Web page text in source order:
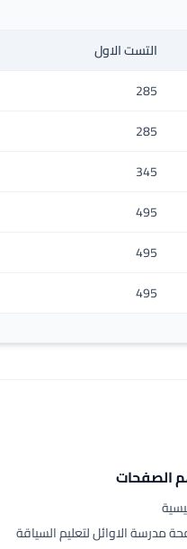
التست الاول
285
285
345
495
495
495
الصفحات
مدرسة الاوائل لتعليم السياقة